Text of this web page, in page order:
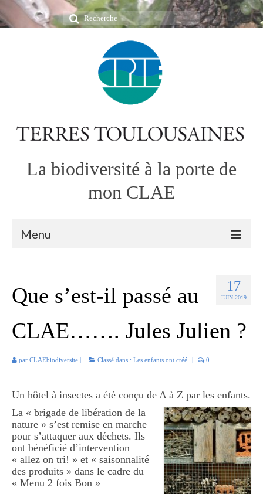
Rechercher
:
La biodiversité à la porte de
mon CLAE
Menu
Réaliser un jardin
Jardin trop humide ou trop ombragé
Jardin sans terrain
Pour nourrir
Pour désherber
Pour protéger
Pour soigner
17
JUIN 2019
Que s’est-il passé au
CLAE……. Jules Julien ?
par CLAEbiodiversite | Classé dans : Les enfants ont créé | 0
Un hôtel à insectes a été conçu de A à Z par les enfants.
La « brigade de libération de la
nature » s’est remise en marche
pour s’attaquer aux déchets. Ils
ont bénéficié d’intervention
« allez on tri! » et « saisonnalité
des produits » dans le cadre du
« Menu 2 fois Bon »